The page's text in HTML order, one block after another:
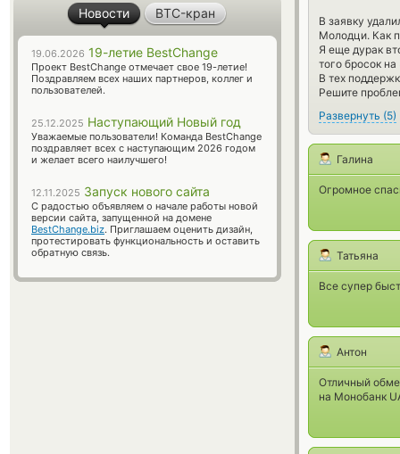
B заявку
Молодци. Как
Я еще дурак
того бросок
В тех
Решите
Развернуть (5)
Галина
Огромное
Татьяна
Все супер
Антон
Отличный
на Монобанк
Новости BTC-кран
19.06.2026 19-летие BestChange
Проект BestChange отмечает свое 19-летие!
Поздравляем всех наших партнеров, коллег и
пользователей.
25.12.2025 Наступающий Новый год
Уважаемые пользователи! Команда BestChange
поздравляет всех с наступающим 2026 годом
и желает всего наилучшего!
12.11.2025 Запуск нового сайта
С радостью объявляем о начале работы новой
версии сайта, запущенной на домене
BestChange.biz. Приглашаем оценить дизайн,
протестировать функциональность и оставить
обратную связь.